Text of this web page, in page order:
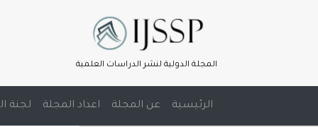
المجلة الدولية لنشر الدراسات العلمية
الرئيسية عن المجلة اعداد المجلة لجنة